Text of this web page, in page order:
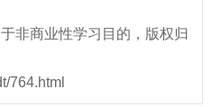
非商业性学习目的，版权归
764.html